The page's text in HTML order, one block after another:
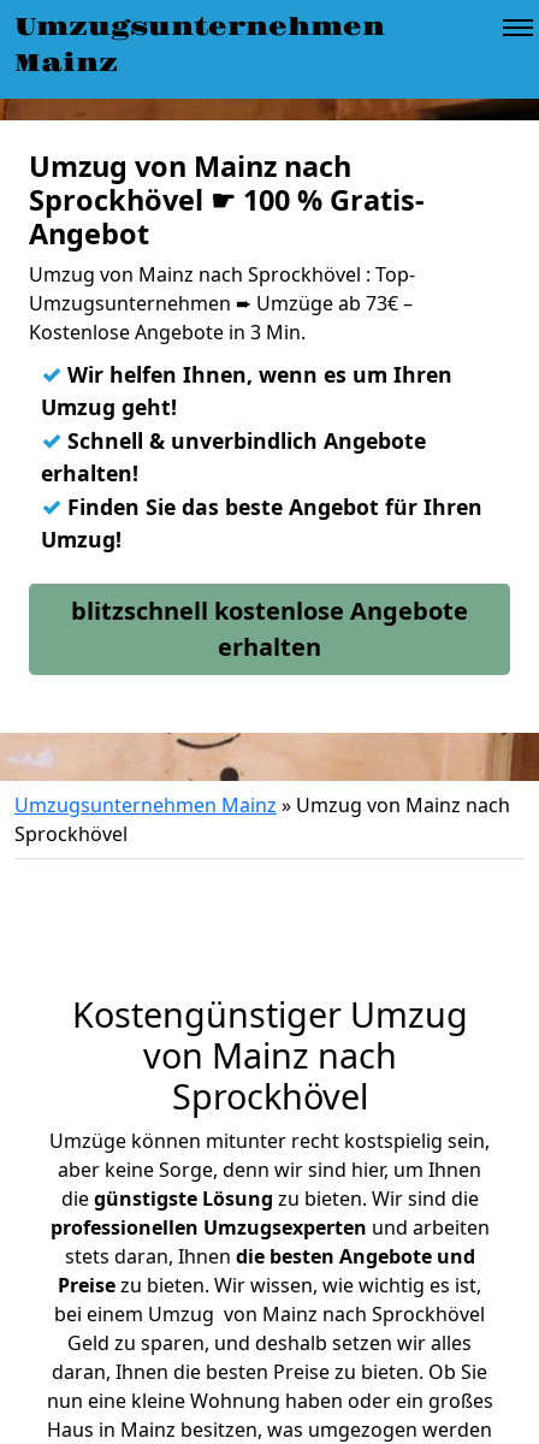
Umzugsunternehmen
Mainz
Umzug von Mainz nach
Sprockhövel ☛ 100 % Gratis-
Angebot
Umzug von Mainz nach Sprockhövel : Top-
Umzugsunternehmen ➨ Umzüge ab 73€ –
Kostenlose Angebote in 3 Min.
✓ Wir helfen Ihnen, wenn es um Ihren
Umzug geht!
✓ Schnell & unverbindlich Angebote
erhalten!
✓ Finden Sie das beste Angebot für Ihren
Umzug!
blitzschnell kostenlose Angebote
erhalten
Umzugsunternehmen Mainz » Umzug von Mainz nach
Sprockhövel
Kostengünstiger Umzug
von Mainz nach
Sprockhövel
Umzüge können mitunter recht kostspielig sein,
aber keine Sorge, denn wir sind hier, um Ihnen
diegünstigste Lösung zu bieten. Wir sind die
professionellen Umzugsexperten und arbeiten
stets daran, Ihnen die besten Angebote und
Preisezu bieten. Wir wissen, wie wichtig es ist,
bei einem Umzug von Mainz nach Sprockhövel
Geld zu sparen, und deshalb setzen wir alles
daran, Ihnen die besten Preise zu bieten. Ob Sie
nun eine kleine Wohnung haben oder ein großes
Haus in Mainz besitzen, was umgezogen werden